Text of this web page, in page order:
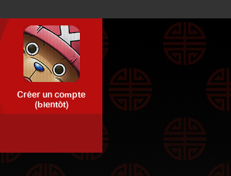
Créer un compte
(bientôt)